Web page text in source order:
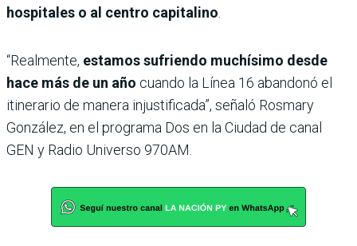
hospitales o al centro capitalino.
“Realmente, estamos sufriendo muchísimo desde
hace más de un año cuando la Línea 16 abandonó el
itinerario de manera injustificada”, señaló Rosmary
González, en el programa Dos en la Ciudad de canal
GEN y Radio Universo 970AM.